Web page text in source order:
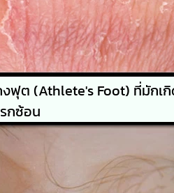
งฟุต (Athlete's Foot) ที่มักเ
กซ้อน